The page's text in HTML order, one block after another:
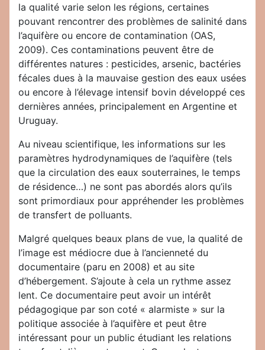
la qualité varie selon les régions, certaines
pouvant rencontrer des problèmes de salinité dans
l’aquifère ou encore de contamination (OAS,
2009). Ces contaminations peuvent être de
différentes natures : pesticides, arsenic, bactéries
fécales dues à la mauvaise gestion des eaux usées
ou encore à l’élevage intensif bovin développé ces
dernières années, principalement en Argentine et
Uruguay.
Au niveau scientifique, les informations sur les
paramètres hydrodynamiques de l’aquifère (tels
que la circulation des eaux souterraines, le temps
de résidence…) ne sont pas abordés alors qu’ils
sont primordiaux pour appréhender les problèmes
de transfert de polluants.
Malgré quelques beaux plans de vue, la qualité de
l’image est médiocre due à l’ancienneté du
documentaire (paru en 2008) et au site
d’hébergement. S’ajoute à cela un rythme assez
lent. Ce documentaire peut avoir un intérêt
pédagogique par son coté « alarmiste » sur la
politique associée à l’aquifère et peut être
intéressant pour un public étudiant les relations